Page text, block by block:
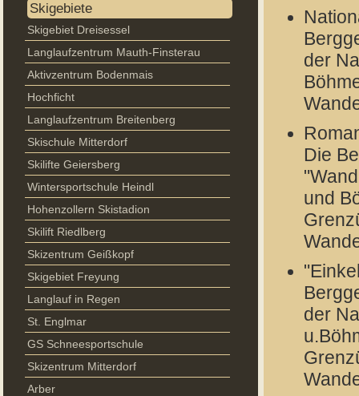
Skigebiete
Skigebiet Dreisessel
Langlaufzentrum Mauth-Finsterau
Aktivzentrum Bodenmais
Hochficht
Langlaufzentrum Breitenberg
Skischule Mitterdorf
Skilifte Geiersberg
Wintersportschule Heindl
Hohenzollern Skistadion
Skilift Riedlberg
Skizentrum Geißkopf
Skigebiet Freyung
Langlauf in Regen
St. Englmar
GS Schneesportschule
Skizentrum Mitterdorf
Arber
der
Die
und
der